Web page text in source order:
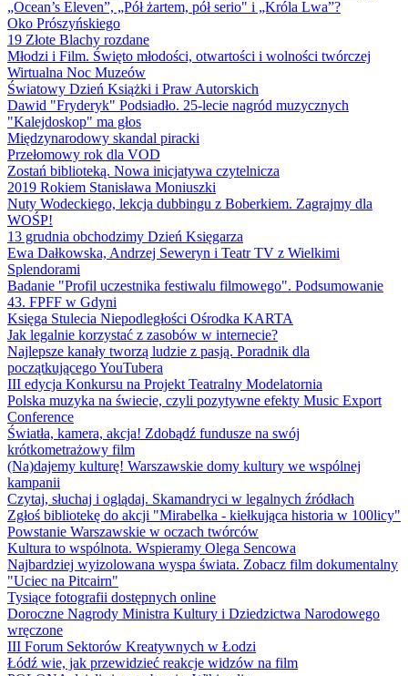
„Ocean’s Eleven”, „Pół żartem, pół serio" i „Króla Lwa”?
Oko Prószyńskiego
19 Złote Blachy rozdane
Młodzi i Film. Święto młodości, otwartości i wolności twórczej
Wirtualna Noc Muzeów
Światowy Dzień Książki i Praw Autorskich
Dawid "Fryderyk" Podsiadło. 25-lecie nagród muzycznych
"Kalejdoskop" ma głos
Międzynarodowy skandal piracki
Przełomowy rok dla VOD
Zostań biblioteką. Nowa inicjatywa czytelnicza
2019 Rokiem Stanisława Moniuszki
Nuty Wodeckiego, lekcja dubbingu z Boberkiem. Zagrajmy dla
WOŚP!
13 grudnia obchodzimy Dzień Księgarza
Ewa Dałkowska, Andrzej Seweryn i Teatr TV z Wielkimi
Splendorami
Badanie "Profil uczestnika festiwalu filmowego". Podsumowanie
43. FPFF w Gdyni
Księga Stulecia Niepodległości Ośrodka KARTA
Jak legalnie korzystać z zasobów w internecie?
Najlepsze kanały tworzą ludzie z pasją. Poradnik dla
początkującego YouTubera
III edycja Konkursu na Projekt Teatralny Modelatornia
Polska muzyka na świecie, czyli pozytywne efekty Music Export
Conference
Światła, kamera, akcja! Zdobądź fundusze na swój
krótkometrażowy film
(Na)dajemy kulturę! Warszawskie domy kultury we wspólnej
kampanii
Czytaj, słuchaj i oglądaj. Skamandryci w legalnych źródłach
Zgłoś bibliotekę do akcji "Mirabelka - kiełkująca historia w 100licy"
Powstanie Warszawskie w oczach twórców
Kultura to wspólnota. Wspieramy Olega Sencowa
Najbardziej wyizolowana wyspa świata. Zobacz film dokumentalny
"Uciec na Pitcairn"
Tysiące fotografii dostępnych online
Doroczne Nagrody Ministra Kultury i Dziedzictwa Narodowego
wręczone
III Forum Sektorów Kreatywnych w Łodzi
Łódź wie, jak przewidzieć reakcje widzów na film